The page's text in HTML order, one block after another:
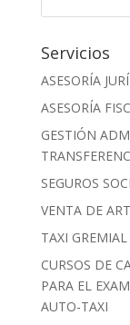
Servicios
ASESORÍA
ASESORÍA
GESTIÓN
SEGUROS
VENTA DE
TAXI GREMIAL
CURSOS DE
PARA EL
AUTO-TAXI